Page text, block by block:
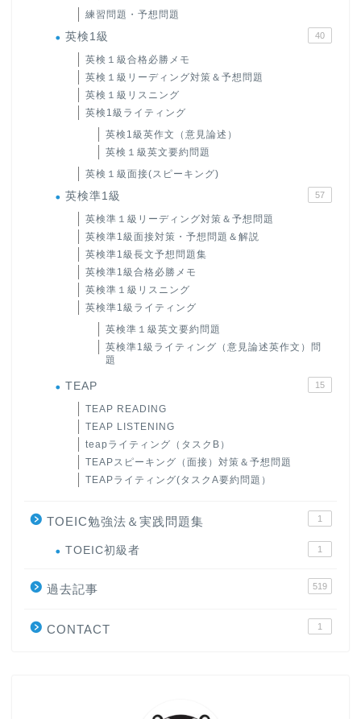
練習問題・予想問題
英検1級 40
英検１級合格必勝メモ
英検１級リーディング対策＆予想問題
英検１級リスニング
英検1級ライティング
英検1級英作文（意見論述）
英検１級英文要約問題
英検１級面接(スピーキング)
英検準1級 57
英検準１級リーディング対策＆予想問題
英検準1級面接対策・予想問題＆解説
英検準1級長文予想問題集
英検準1級合格必勝メモ
英検準１級リスニング
英検準1級ライティング
英検準１級英文要約問題
英検準1級ライティング（意見論述英作文）問
題
TEAP 15
TEAP READING
TEAP LISTENING
teapライティング（タスクB）
TEAPスピーキング（面接）対策＆予想問題
TEAPライティング(タスクA要約問題）
TOEIC勉強法＆実践問題集 1
TOEIC初級者 1
過去記事 519
CONTACT 1
大学入試英語対策講座